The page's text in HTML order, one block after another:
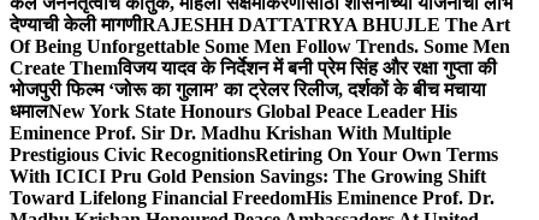
देण्याची केली मागणीRAJESHH DATTATRYA BHUJLE The Art
Of Being Unforgettable Some Men Follow Trends. Some Men
Create Themविजय यादव के निर्देशन में बनी प्रेम सिंह और रक्षा गुप्ता की
भोजपुरी फिल्म ‘जोरू का गुलाम’ का ट्रेलर रिलीज, दर्शकों के बीच मचाया
धमालNew York State Honours Global Peace Leader His
Eminence Prof. Sir Dr. Madhu Krishan With Multiple
Prestigious Civic RecognitionsRetiring On Your Own Terms
With ICICI Pru Gold Pension Savings: The Growing Shift
Toward Lifelong Financial FreedomHis Eminence Prof. Dr.